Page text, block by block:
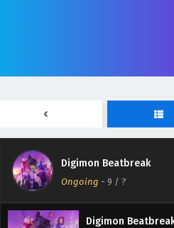
Digimon Beatbreak
Ongoing - 9 / ?
Digimon
Eps 12 - April 30, 2026
Digimon
Eps 11 - April 30, 2026
Digimon